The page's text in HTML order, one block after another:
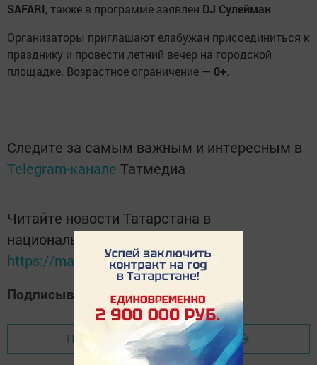
SAFARI, также в программе заявлен DJ Сулейман.
Организаторы приглашают елабужан присоединиться к
празднику и провести летний вечер на городской
площадке. Возрастное ограничение — 0+.
Следите за самым важным и интересным в
Telegram-канале Татмедиа
Читайте новости Татарстана в
национальном мессенджере MАХ:
https://max.ru/tatmedia
Подписывайтесь на нашДзен-канал
Перейти на страницу новости